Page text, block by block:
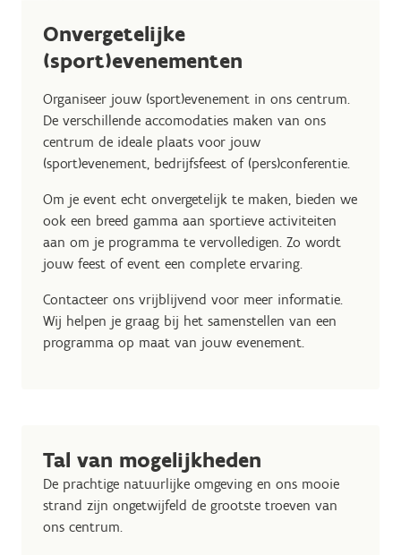
Onvergetelijke
(sport)evenementen
Organiseer jouw (sport)evenement in ons centrum.
De verschillende accomodaties maken van ons
centrum de ideale plaats voor jouw
(sport)evenement, bedrijfsfeest of (pers)conferentie.
Om je event echt onvergetelijk te maken, bieden we
ook een breed gamma aan sportieve activiteiten
aan om je programma te vervolledigen. Zo wordt
jouw feest of event een complete ervaring.
Contacteer ons vrijblijvend voor meer informatie.
Wij helpen je graag bij het samenstellen van een
programma op maat van jouw evenement.
Tal van mogelijkheden
De prachtige natuurlijke omgeving en ons mooie
strand zijn ongetwijfeld de grootste troeven van
ons centrum.